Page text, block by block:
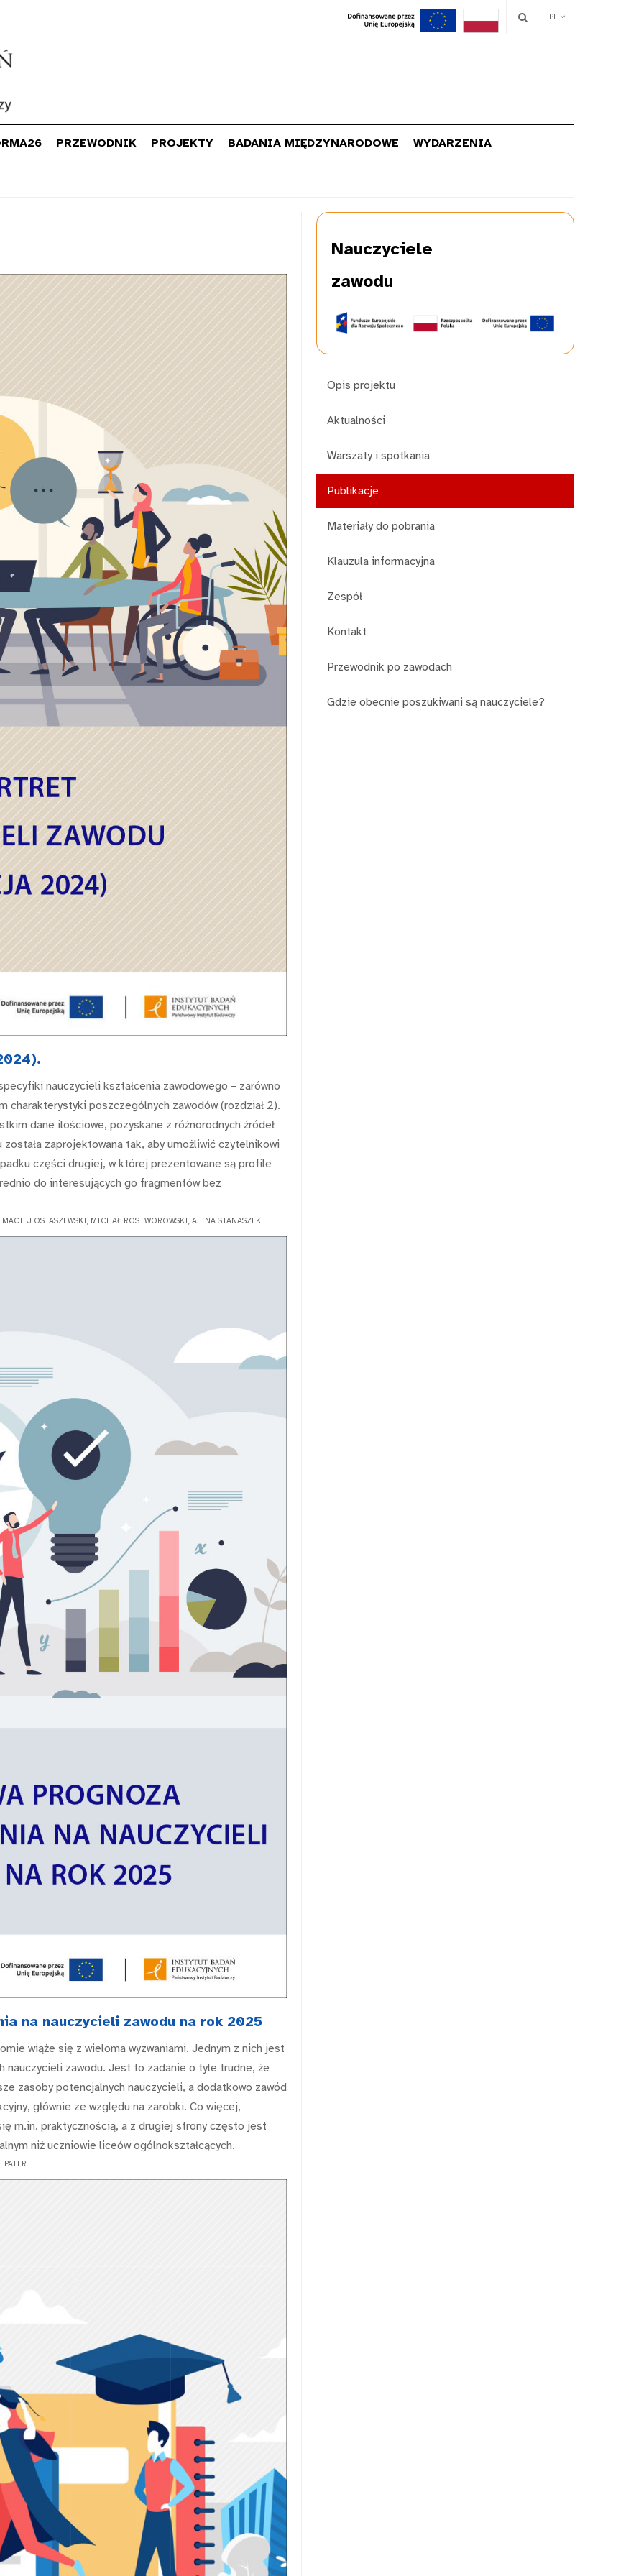
PL
PRZEWODNIK PROJEKTY BADANIA MIĘDZYNARODOWE WYDARZENIA
nauczycieli kształcenia zawodowego – zarówno
charakterystyki poszczególnych zawodów (rozdział 2).
dane ilościowe, pozyskane z różnorodnych źródeł
zaprojektowana tak, aby umożliwić czytelnikowi
części drugiej, w której prezentowane są profile
do interesujących go fragmentów bez
OSTASZEWSKI, MICHAŁ ROSTWOROWSKI, ALINA STANASZEK
na nauczycieli zawodu na rok 2025
wiąże się z wieloma wyzwaniami. Jednym z nich jest
zawodu. Jest to zadanie o tyle trudne, że
zasoby potencjalnych nauczycieli, a dodatkowo zawód
głównie ze względu na zarobki. Co więcej,
m.in. praktycznością, a z drugiej strony często jest
niż uczniowie liceów ogólnokształcących.
Nauczyciele
zawodu
Opis projektu
Aktualności
Warszaty i spotkania
Publikacje
Materiały do pobrania
Klauzula informacyjna
Zespół
Kontakt
Przewodnik po zawodach
Gdzie obecnie poszukiwani są nauczyciele?